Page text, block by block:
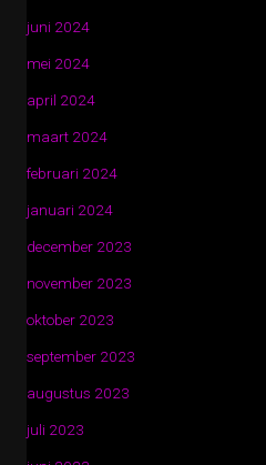
juni 2024
mei 2024
april 2024
maart 2024
februari 2024
januari 2024
december 2023
november 2023
oktober 2023
september 2023
augustus 2023
juli 2023